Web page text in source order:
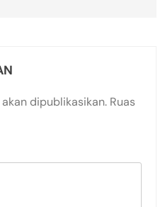
dipublikasikan. Ruas